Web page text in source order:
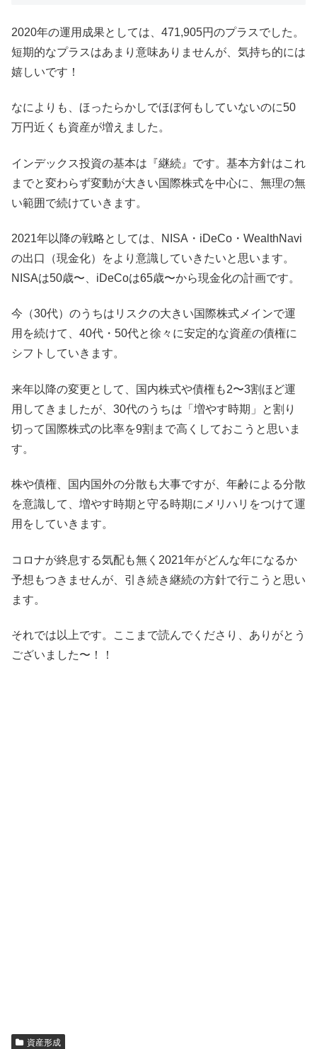
2020年の運用成果としては、471,905円のプラスでした。
短期的なプラスはあまり意味ありませんが、気持ち的には
嬉しいです！
なによりも、ほったらかしでほぼ何もしていないのに50
万円近くも資産が増えました。
インデックス投資の基本は『継続』です。基本方針はこれ
までと変わらず変動が大きい国際株式を中心に、無理の無
い範囲で続けていきます。
2021年以降の戦略としては、NISA・iDeCo・WealthNavi
の出口（現金化）をより意識していきたいと思います。
NISAは50歳〜、iDeCoは65歳〜から現金化の計画です。
今（30代）のうちはリスクの大きい国際株式メインで運
用を続けて、40代・50代と徐々に安定的な資産の債権に
シフトしていきます。
来年以降の変更として、国内株式や債権も2〜3割ほど運
用してきましたが、30代のうちは「増やす時期」と割り
切って国際株式の比率を9割まで高くしておこうと思いま
す。
株や債権、国内国外の分散も大事ですが、年齢による分散
を意識して、増やす時期と守る時期にメリハリをつけて運
用をしていきます。
コロナが終息する気配も無く2021年がどんな年になるか
予想もつきませんが、引き続き継続の方針で行こうと思い
ます。
それでは以上です。ここまで読んでくださり、ありがとう
ございました〜！！
資産形成